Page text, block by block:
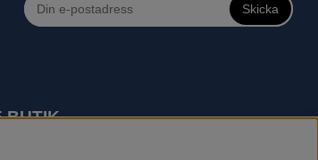
Skicka
BUTIK
motorsågar, röjsågar, trimmers, riders,